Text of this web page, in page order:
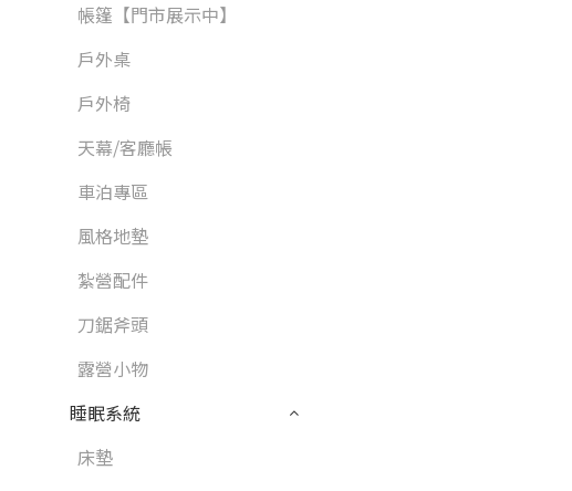
帳篷【門市展示中】
戶外桌
戶外椅
天幕/客廳帳
車泊專區
風格地墊
紮營配件
刀鋸斧頭
露營小物
睡眠系統
床墊